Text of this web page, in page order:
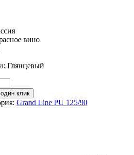
вино
: Глянцевый
клик
Grand Line РU 125/90